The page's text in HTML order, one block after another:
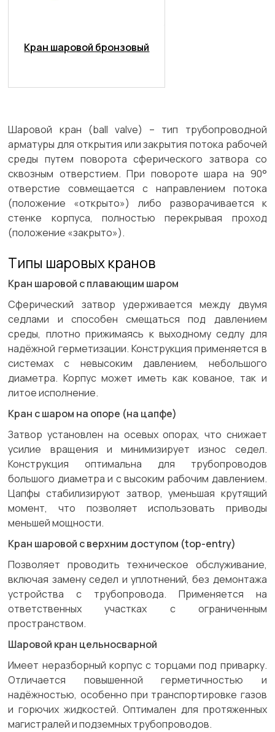
Кран шаровой бронзовый
Шаровой кран (ball valve) – тип трубопроводной
арматуры для открытия или закрытия потока рабочей
среды путем поворота сферического затвора со
сквозным отверстием. При повороте шара на 90°
отверстие совмещается с направлением потока
(положение «открыто») либо разворачивается к
стенке корпуса, полностью перекрывая проход
(положение «закрыто»).
Типы шаровых кранов
Кран шаровой с плавающим шаром
Сферический затвор удерживается между двумя
седлами и способен смещаться под давлением
среды, плотно прижимаясь к выходному седлу для
надёжной герметизации. Конструкция применяется в
системах с невысоким давлением, небольшого
диаметра. Корпус может иметь как кованое, так и
литое исполнение.
Кран с шаром на опоре (на цапфе)
Затвор установлен на осевых опорах, что снижает
усилие вращения и минимизирует износ седел.
Конструкция оптимальна для трубопроводов
большого диаметра и с высоким рабочим давлением.
Цапфы стабилизируют затвор, уменьшая крутящий
момент, что позволяет использовать приводы
меньшей мощности.
Кран шаровой с верхним доступом (top-entry)
Позволяет проводить техническое обслуживание,
включая замену седел и уплотнений, без демонтажа
устройства с трубопровода. Применяется на
ответственных участках с ограниченным
пространством.
Шаровой кран цельносварной
Имеет неразборный корпус с торцами под приварку.
Отличается повышенной герметичностью и
надёжностью, особенно при транспортировке газов
и горючих жидкостей. Оптимален для протяженных
магистралей и подземных трубопроводов.